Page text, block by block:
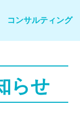
コンサルティング
らせ